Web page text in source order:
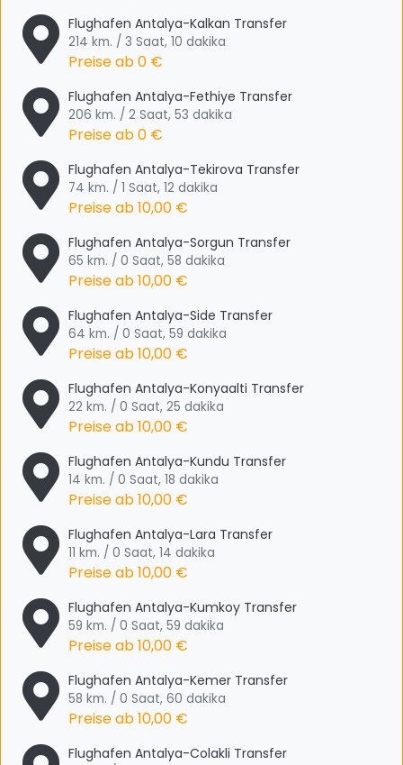
Flughafen Antalya-Kalkan Transfer
214 km. / 3 Saat, 10 dakika
Preise ab0 €
Flughafen Antalya-Fethiye Transfer
206 km. / 2 Saat, 53 dakika
Preise ab0 €
Flughafen Antalya-Tekirova Transfer
74 km. / 1 Saat, 12 dakika
Preise ab10,00 €
Flughafen Antalya-Sorgun Transfer
65 km. / 0 Saat, 58 dakika
Preise ab10,00 €
Flughafen Antalya-Side Transfer
64 km. / 0 Saat, 59 dakika
Preise ab10,00 €
Flughafen Antalya-Konyaalti Transfer
22 km. / 0 Saat, 25 dakika
Preise ab10,00 €
Flughafen Antalya-Kundu Transfer
14 km. / 0 Saat, 18 dakika
Preise ab10,00 €
Flughafen Antalya-Lara Transfer
11 km. / 0 Saat, 14 dakika
Preise ab10,00 €
Flughafen Antalya-Kumkoy Transfer
59 km. / 0 Saat, 59 dakika
Preise ab10,00 €
Flughafen Antalya-Kemer Transfer
58 km. / 0 Saat, 60 dakika
Preise ab10,00 €
Flughafen Antalya-Colakli Transfer